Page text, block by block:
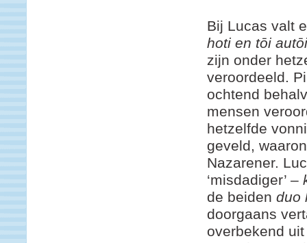
Bij Lucas valt
hoti en tōi
zijn onder
veroordeeld.
ochtend
mensen
hetzelfde
geveld,
Nazarener.
‘misdadiger’ –
de beiden duo
doorgaans
overbekend